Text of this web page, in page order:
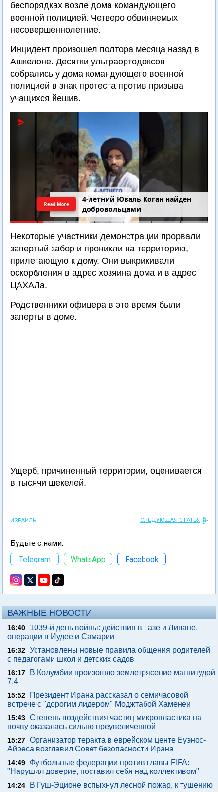
беспорядках возле дома командующего
военной полицией. Четверо обвиняемых
несовершеннолетние.
Инцидент произошел полтора месяца назад в
Ашкелоне. Десятки ультраортодоксов
собрались у дома командующего военной
полицией в знак протеста против призыва
учащихся йешив.
4-летний Юваль Коган найден
добровольцами
Read More
Некоторые участники демонстрации прорвали
запертый забор и проникли на территорию,
прилегающую к дому. Они выкрикивали
оскорбления в адрес хозяина дома и в адрес
ЦАХАЛа.
Родственники офицера в это время были
заперты в доме.
Ущерб, причиненный территории, оценивается
в тысячи шекелей.
ИЗРАИЛЬ СЛЕДУЮЩАЯ СТАТЬЯ
Будьте с нами:
Telegram
WhatsApp Facebook
ВАЖНЫЕ НОВОСТИ
16:40
1039-й день войны: действия в Газе и Ливане,
операции в Иудее и Самарии
16:32 Установлены новые правила общения родителей
с педагогами школ и детских садов
16:17
В Колумбии произошло землетрясение магнитудой
7,4
15:52
Президент Ирана рассказал о семичасовой
встрече с "дорогим лидером" Моджтабой Хаменеи
15:43 Степень воздействия частиц микропластика на
почву оказалась сильно преувеличенной
15:27 Организатор теракта в еврейском центе Буэнос-
Айреса возглавил Совет безопасности Ирана
14:49
Футбольные федерации против главы FIFA:
"Нарушил доверие, поставил себя над коллективом"
14:24
В Гуш-Эционе вспыхнул лесной пожар, к тушению